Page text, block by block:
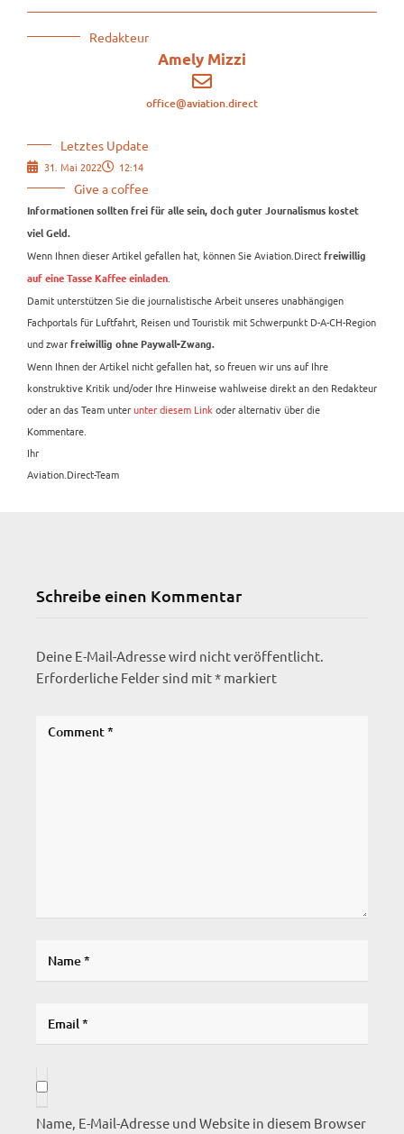
Redakteur
Amely Mizzi
office@aviation.direct
Letztes Update
31. Mai 2022 12:14
Give a coffee
Informationen sollten frei für alle sein, doch guter Journalismus kostet
viel Geld.
Wenn Ihnen dieser Artikel gefallen hat, können Sie Aviation.Direct freiwillig
auf eine Tasse Kaffee einladen
Damit unterstützen Sie die journalistische Arbeit unseres unabhängigen
Fachportals für Luftfahrt, Reisen und Touristik mit Schwerpunkt D-A-CH-Region
und zwar freiwillig ohne Paywall-Zwang.
Wenn Ihnen der Artikel nicht gefallen hat, so freuen wir uns auf Ihre
konstruktive Kritik und/oder Ihre Hinweise wahlweise direkt an den Redakteur
oder an das Team unterunter diesem Link oder alternativ über die
Kommentare.
Ihr
Aviation.Direct-Team
Schreibe einen Kommentar
Deine E-Mail-Adresse wird nicht veröffentlicht.
Erforderliche Felder sind mit* markiert
Name, E-Mail-Adresse und Website in diesem Browser